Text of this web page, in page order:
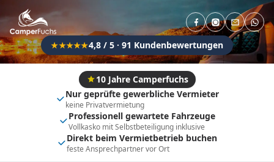
★★★★★4,8 / 5 · 91 Kundenbewertungen
10 Jahre Camperfuchs
Nur geprüfte gewerbliche Vermieter
keine Privatvermietung
Professionell gewartete Fahrzeuge
Vollkasko mit Selbstbeteiligung inklusive
Direkt beim Vermietbetrieb buchen
feste Ansprechpartner vor Ort
Flexibel (±3 Tage) Anhängerkupplung
Fahrzeugtyp
Vollintegriert Kastenwagen
Alkoven Teil-Integriert
Wohnwagen